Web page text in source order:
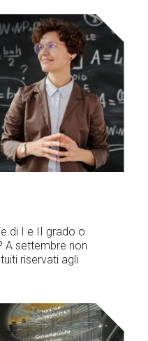
di I e II grado o
A settembre non
riservati agli